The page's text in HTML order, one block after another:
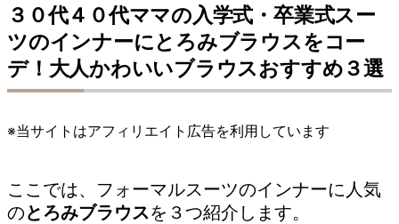
３０代４０代ママの入学式・卒業式スー
ツのインナーにとろみブラウスをコー
デ！大人かわいいブラウスおすすめ３選
※当サイトはアフィリエイト広告を利用しています
ここでは、フォーマルスーツのインナーに人気
のとろみブラウスを３つ紹介します。